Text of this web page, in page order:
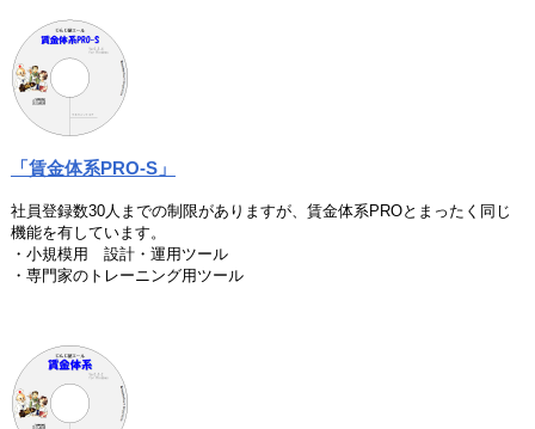
「賃金体系PRO-S」
社員登録数30人までの制限がありますが、賃金体系PROとまったく同じ
機能を有しています。
・小規模用 設計・運用ツール
・専門家のトレーニング用ツール